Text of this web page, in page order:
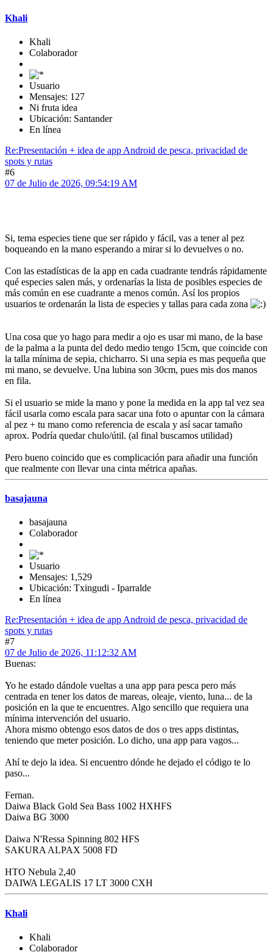
Khali
Khali
Colaborador
Usuario
Mensajes: 127
Ni fruta idea
Ubicación: Santander
En línea
Re:Presentación + idea de app Android de pesca, privacidad de
spots y rutas
#6
07 de Julio de 2026, 09:54:19 AM
Si, tema especies tiene que ser rápido y fácil, vas a tener al pez
boqueando en la mano esperando a mirar si lo devuelves o no.
Con las estadísticas de la app en cada cuadrante tendrás rápidamente
qué especies salen más, y ordenarías la lista de posibles especies de
más común en ese cuadrante a menos común. Así los propios
usuarios te ordenarán la lista de especies y tallas para cada zona
Una cosa que yo hago para medir a ojo es usar mi mano, de la base
de la palma a la punta del dedo medio tengo 15cm, que coincide con
la talla mínima de sepia, chicharro. Si una sepia es mas pequeña que
mi mano, se devuelve. Una lubina son 30cm, pues mis dos manos
en fila.
Si el usuario se mide la mano y pone la medida en la app tal vez sea
fácil usarla como escala para sacar una foto o apuntar con la cámara
al pez + tu mano como referencia de escala y así sacar tamaño
aprox. Podría quedar chulo/útil. (al final buscamos utilidad)
Pero bueno coincido que es complicación para añadir una función
que realmente con llevar una cinta métrica apañas.
basajauna
basajauna
Colaborador
Usuario
Mensajes: 1,529
Ubicación: Txingudi - Iparralde
En línea
Re:Presentación + idea de app Android de pesca, privacidad de
spots y rutas
#7
07 de Julio de 2026, 11:12:32 AM
Buenas:
Yo he estado dándole vueltas a una app para pesca pero más
centrada en tener los datos de mareas, oleaje, viento, luna... de la
posición en la que te encuentres. Algo sencillo que requiera una
mínima intervención del usuario.
Ahora mismo obtengo esos datos de dos o tres apps distintas,
teniendo que meter posición. Lo dicho, una app para vagos...
Ahí te dejo la idea. Si encuentro dónde he dejado el código te lo
paso...
Fernan.
Daiwa Black Gold Sea Bass 1002 HXHFS
Daiwa BG 3000
Daiwa N'Ressa Spinning 802 HFS
SAKURA ALPAX 5008 FD
HTO Nebula 2,40
DAIWA LEGALIS 17 LT 3000 CXH
Khali
Khali
Colaborador